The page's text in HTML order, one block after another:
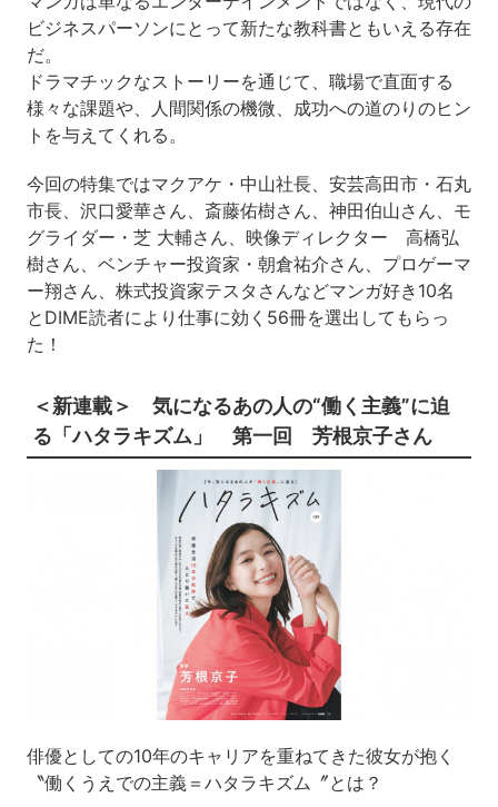
ビジネスパーソンにとって新たな教科書ともいえる存在
だ。
ドラマチックなストーリーを通じて、 職場で直面する
様々な課題や、人間関係の機微、 成功への道のりのヒン
トを与えてくれる。
今回の特集ではマクアケ・中山社長、安芸高田市・石丸
市長、沢口愛華さん、 斎藤佑樹さん、神田伯山さん、モ
グライダー・芝 大輔さん、 映像ディレクター 高橋弘
樹さん、ベンチャー投資家・朝倉祐介さん、 プロゲーマ
ー翔さん、株式投資家テスタさんなどマンガ好き10名
と DIME読者により仕事に効く56冊を選出してもらっ
た！
＜新連載＞ 気になるあの人の“働く主義”に迫
る「ハタラキズム」 第一回 芳根京子さん
俳優としての10年のキャリアを重ねてきた彼女が抱く
〝働くうえでの主義＝ハタラキズム〞とは？